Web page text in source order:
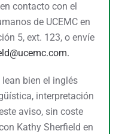
contacto con el
de UCEMC en
5, ext. 123, o envíe
bien el inglés
interpretación
aviso, sin coste
Kathy Sherfield en